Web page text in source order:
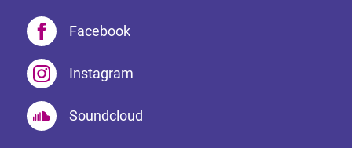
Facebook
Instagram
Soundcloud